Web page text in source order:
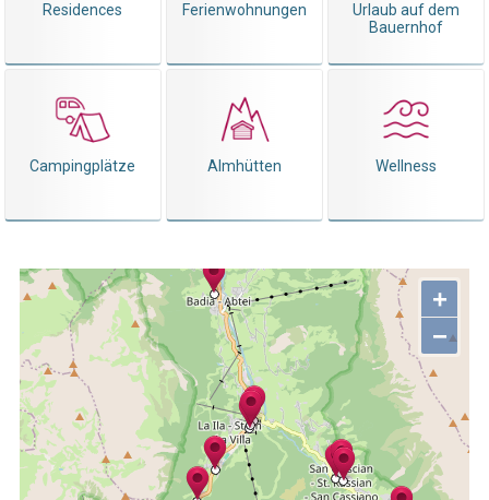
Residences Ferienwohnungen
Urlaub auf dem
Bauernhof
Campingplätze Almhütten Wellness
+
−